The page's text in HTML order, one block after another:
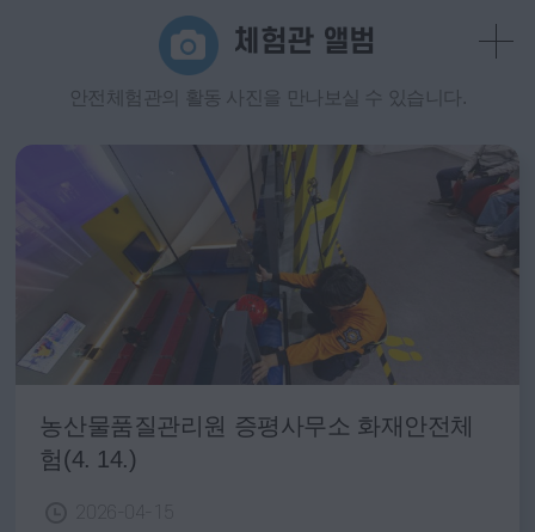
체험관 앨범
안전체험관의 활동 사진을 만나보실 수 있습니다.
농산물품질관리원 증평사무소 화재안전체
험(4. 14.)
2026-04-15